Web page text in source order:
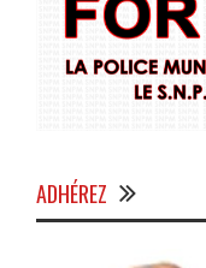
ADHÉREZ